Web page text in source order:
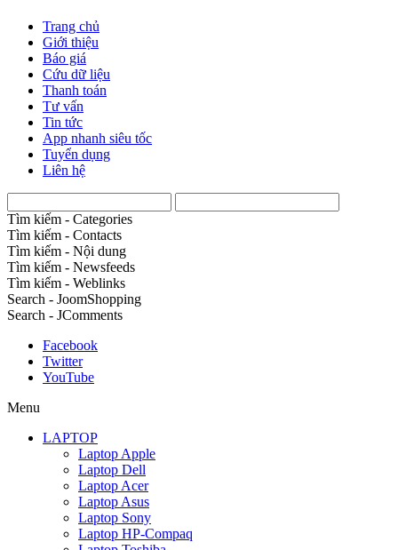
Trang chủ
Giới thiệu
Báo giá
Cứu dữ liệu
Thanh toán
Tư vấn
Tin tức
App nhanh siêu tốc
Tuyển dụng
Liên hệ
Tìm kiếm - Categories
Tìm kiếm - Contacts
Tìm kiếm - Nội dung
Tìm kiếm - Newsfeeds
Tìm kiếm - Weblinks
Search - JoomShopping
Search - JComments
Facebook
Twitter
YouTube
Menu
LAPTOP
Laptop Apple
Laptop Dell
Laptop Acer
Laptop Asus
Laptop Sony
Laptop HP-Compaq